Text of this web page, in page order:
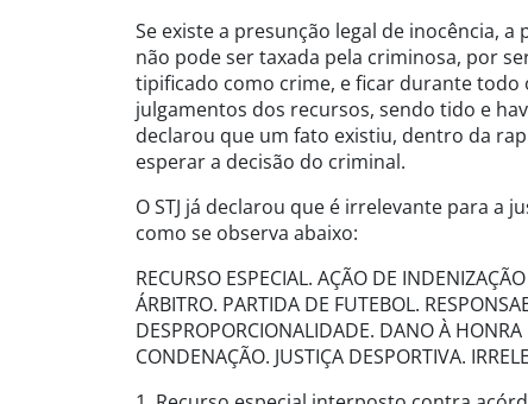
Se existe a presunção legal de inocência,
não pode ser taxada pela criminosa, por
tipificado como crime, e ficar durante
julgamentos dos recursos, sendo tido e
declarou que um fato existiu, dentro da
esperar a decisão do criminal.
O STJ já declarou que é irrelevante para a
como se observa abaixo:
RECURSO ESPECIAL. AÇÃO DE
ÁRBITRO. PARTIDA DE FUTEBOL.
DESPROPORCIONALIDADE. DANO À
CONDENAÇÃO. JUSTIÇA DESPORTIVA.